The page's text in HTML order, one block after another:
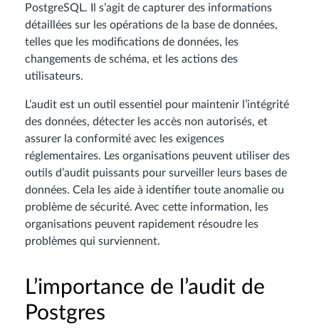
PostgreSQL. Il s’agit de capturer des informations
détaillées sur les opérations de la base de données,
telles que les modifications de données, les
changements de schéma, et les actions des
utilisateurs.
L’audit est un outil essentiel pour maintenir l’intégrité
des données, détecter les accès non autorisés, et
assurer la conformité avec les exigences
réglementaires. Les organisations peuvent utiliser des
outils d’audit puissants pour surveiller leurs bases de
données. Cela les aide à identifier toute anomalie ou
problème de sécurité. Avec cette information, les
organisations peuvent rapidement résoudre les
problèmes qui surviennent.
L’importance de l’audit de
Postgres